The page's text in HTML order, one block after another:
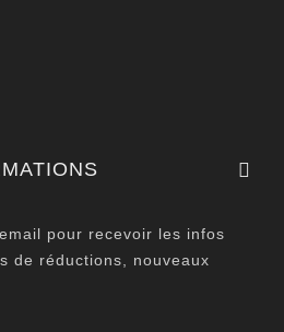
pour recevoir les infos
de réductions, nouveaux